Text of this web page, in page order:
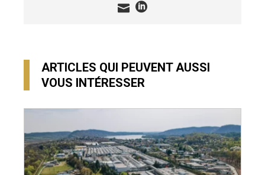
ARTICLES QUI PEUVENT AUSSI
VOUS INTÉRESSER